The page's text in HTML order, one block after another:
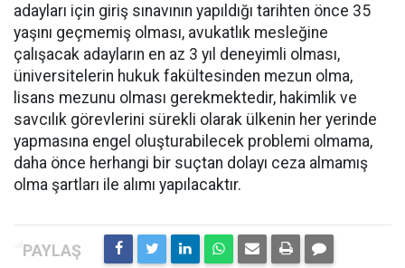
adayları için giriş sınavının yapıldığı tarihten önce 35
yaşını geçmemiş olması, avukatlık mesleğine
çalışacak adayların en az 3 yıl deneyimli olması,
üniversitelerin hukuk fakültesinden mezun olma,
lisans mezunu olması gerekmektedir, hakimlik ve
savcılık görevlerini sürekli olarak ülkenin her yerinde
yapmasına engel oluşturabilecek problemi olmama,
daha önce herhangi bir suçtan dolayı ceza almamış
olma şartları ile alımı yapılacaktır.